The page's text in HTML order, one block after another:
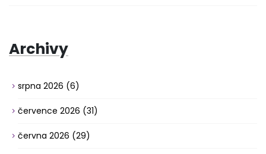
Archivy
srpna 2026 (6)
července 2026 (31)
června 2026 (29)